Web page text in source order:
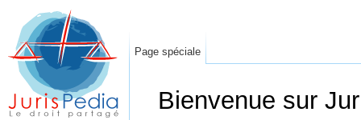
Bienvenue sur
Page spéciale